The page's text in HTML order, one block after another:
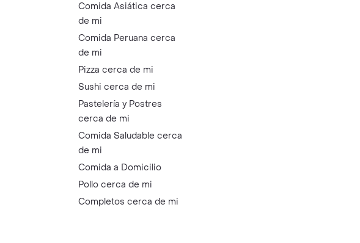
Comida Asiática cerca
de mi
Comida Peruana cerca
de mi
Pizza cerca de mi
Sushi cerca de mi
Pastelería y Postres
cerca de mi
Comida Saludable cerca
de mi
Comida a Domicilio
Pollo cerca de mi
Completos cerca de mi